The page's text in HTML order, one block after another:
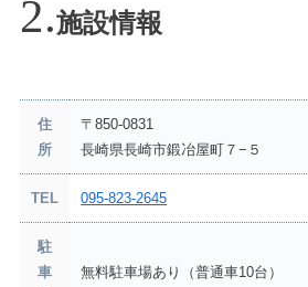
施設情報
住
所
〒850-0831
長崎県長崎市鍛冶屋町７−５
TEL 095-823-2645
駐
車
無料駐車場あり（普通車10台）